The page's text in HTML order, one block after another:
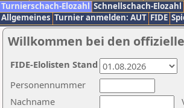
Turnierschach-Elozahl Schnellschach-Elozahl
Allgemeines Turnier anmelden: AUT FIDE
Willkommen bei den
Nachname
Personennummer
FIDE-Elolisten Stand